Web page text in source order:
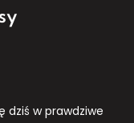
dziś w prawdziwe